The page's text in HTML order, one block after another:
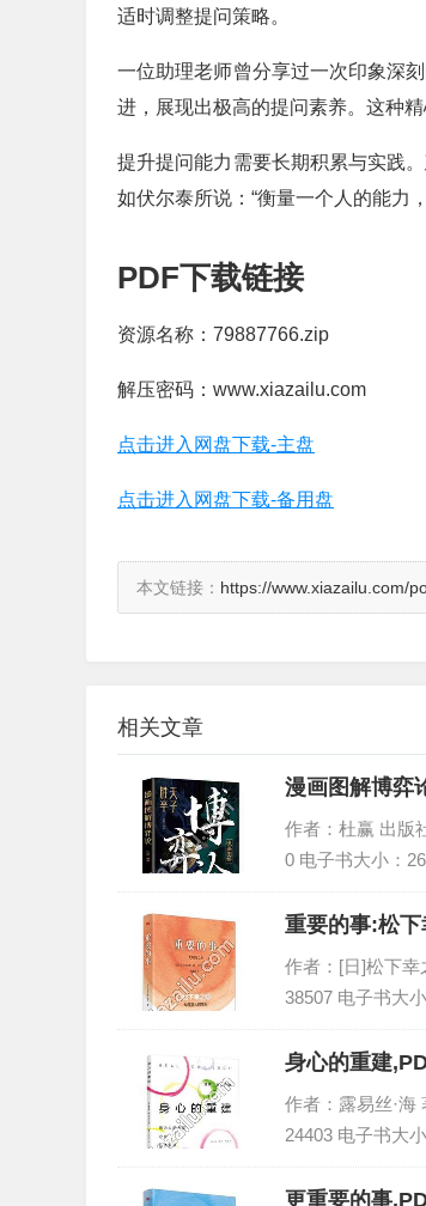
适时调整提问策略。
一位助理老师曾分享过一次印象深
进，展现出极高的提问素养。这种
提升提问能力需要长期积累与实践
如伏尔泰所说：“衡量一个人的能力
PDF下载链接
资源名称：79887766.zip
解压密码：www.xiazailu.com
点击进入网盘下载-主盘
点击进入网盘下载-备用盘
本文链接： https://www.xiazailu.com/
相关文章
漫画图解博弈
作者：杜赢 出版
0 电子书大小：
重要的事:松
作者：[日]松下幸
38507 电子书大
身心的重建
作者：露易丝·海
24403 电子书大
更重要的事